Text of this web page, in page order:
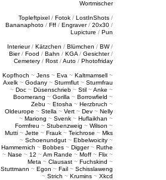
Wortmischer
Topleftpixel / Fotok / LostInShots /
Bananaphoto / Fff / Engraver/ 20x30 /
Lupicture / Pun
Interieur/ Kätzchen / Blümchen / BW/
Bier/ Food / Bahn / KGA / Gesichter/
Cemetery / Rost /Auto / Photofriday
Kopfhoch ~ Jens ~ Eva ~ Kaltmamsell ~
Axelk ~ Godany ~ Sturmflut ~ Sturmfrau
~ Doc ~ Düsenschrieb ~ Stil ~Anke ~
Boomerang ~ Gorilla ~ Borrowfield ~
Zebu ~ Etosha ~ Herzbruch ~
Oldeurope ~ Stella ~ Vert ~ Dev ~ Nelly
~ Mariong ~ Svenk ~ Huflaikhan ~
Formfreu ~ Stubenzweig ~ Wilson ~
Mutti ~ Jette ~ Frauk ~ Teichrose ~ Mks
~ Schoenundgut ~ Ebbelwoicity ~
Hammernich ~ Bobbes ~ Digger~ Ruthe
~ Nase ~ 12 ~Am Rande ~ Moff ~ Flix ~
Meta ~ Clausast ~ Fuchskind ~
Stuttmann ~ Egon ~ Fail ~ Schisslaweng
~ Strich ~ Krumins ~ Xkcd